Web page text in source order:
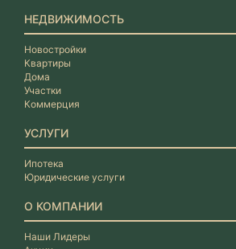
НЕДВИЖИМОСТЬ
Новостройки
Квартиры
Дома
Участки
Коммерция
УСЛУГИ
Ипотека
Юридические услуги
О КОМПАНИИ
Наши Лидеры